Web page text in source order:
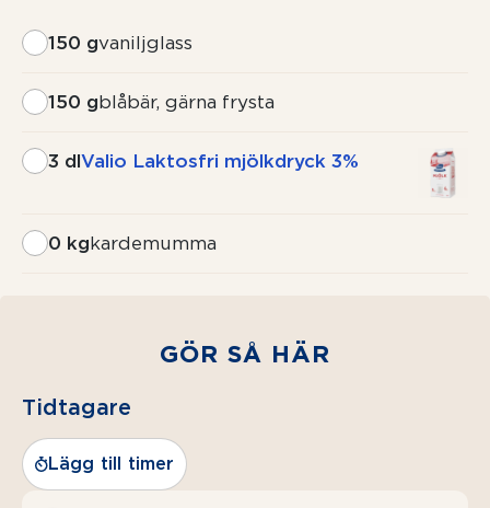
150 gvaniljglass
150 gblåbär, gärna frysta
3 dlValio Laktosfri mjölkdryck 3%
0 kgkardemumma
GÖR SÅ HÄR
Tidtagare
Lägg till timer